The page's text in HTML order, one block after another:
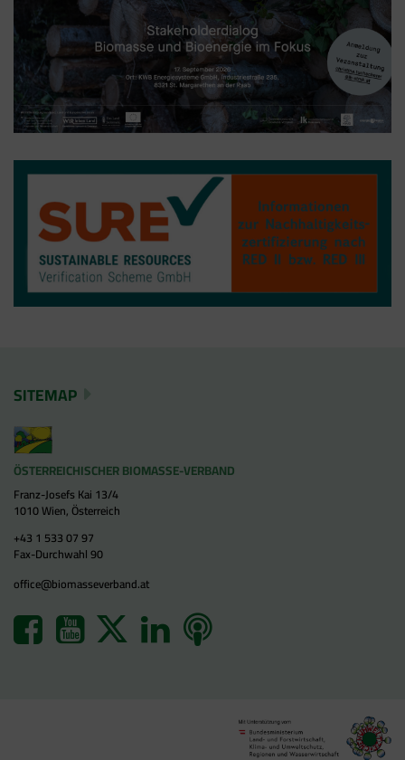
SITEMAP
ÖSTERREICHISCHER BIOMASSE-VERBAND
Franz-Josefs Kai 13/4
1010 Wien, Österreich
+43 1 533 07 97
Fax-Durchwahl 90
office@biomasseverband.at